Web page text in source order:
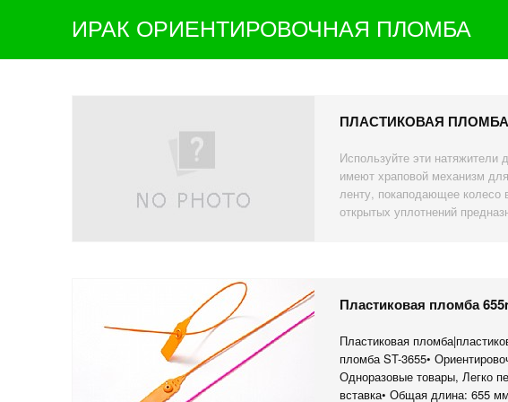
ИРАК ОРИЕНТИРОВОЧНАЯ ПЛОМБА
ПЛАСТИКОВАЯ ПЛОМБА
Используйте эти натяжители
имеют храповой механизм
ленту, покаподающее колесо
открытых уплотнений
Пластиковая пломба
Пластиковая
пломба ST-3655•
Одноразовые товары, Легко
вставка• Общая длина: 655